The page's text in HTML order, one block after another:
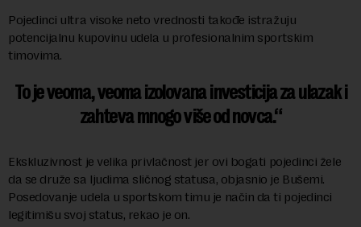
Pojedinci ultra visoke neto vrednosti takođe istražuju
potencijalnu kupovinu udela u profesionalnim sportskim
timovima.
To je veoma, veoma izolovana investicija za ulazak i
zahteva mnogo više od novca.
Ekskluzivnost je velika privlačnost jer ovi bogati pojedinci žele
da se druže sa ljudima sličnog statusa, objasnio je Bušemi.
Posedovanje udela u sportskom timu je način da ti pojedinci
legitimišu svoj status, rekao je on.